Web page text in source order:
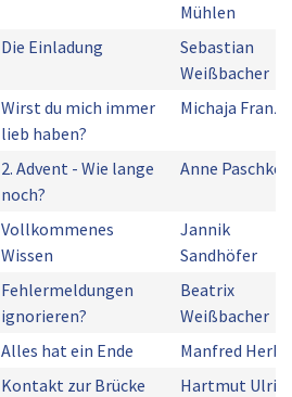
Mühlen
Die Einladung
Sebastian
Weißbacher
Wirst du mich immer
lieb haben?
Michaja Franz
2. Advent - Wie lange
noch?
Anne Paschke
Vollkommenes
Wissen
Jannik
Sandhöfer
Fehlermeldungen
ignorieren?
Beatrix
Weißbacher
Alles hat ein Ende Manfred
Kontakt zur Brücke Hartmut